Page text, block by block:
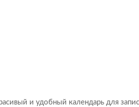
и удобный календарь для